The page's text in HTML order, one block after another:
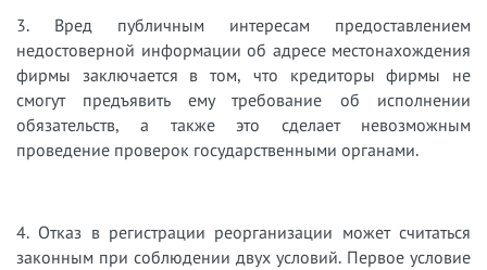
3. Вред публичным интересам предоставлением
недостоверной информации об адресе местонахождения
фирмы заключается в том, что кредиторы фирмы не
смогут предъявить ему требование об исполнении
обязательств, а также это сделает невозможным
проведение проверок государственными органами.
4. Отказ в регистрации реорганизации может считаться
законным при соблюдении двух условий. Первое условие